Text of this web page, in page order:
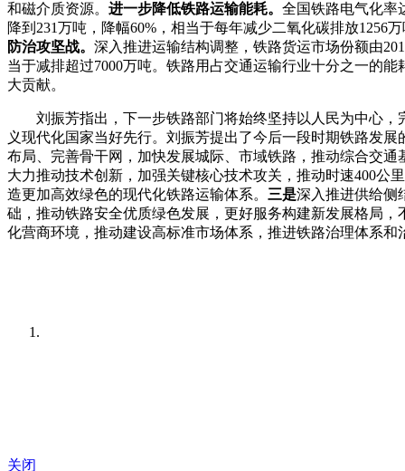
和磁介质资源。 进一步降低铁路运输能耗。 全国铁路电气化率
降到231万吨，降幅60%，相当于每年减少二氧化碳排放1256
防治攻坚战。 深入推进运输结构调整，铁路货运市场份额由
当于减排超过7000万吨。铁路用占交通运输行业十分之一的
大贡献。
刘振芳指出 ， 下一步铁路部门将始终坚持以人民为中心
义现代化国家当好先行。刘振芳提出了今后一段时期铁路发展
布局、完善骨干网，加快发展城际、市域铁路，推动综合交
大力推动技术创新，加强关键核心技术攻关，推动时速400公
造更加高效绿色的现代化铁路运输体系。 三是深入推进供给侧
础，推动铁路安全优质绿色发展，更好服务构建新发展格局
化营商环境，推动建设高标准市场体系，推进铁路治理体系和
关闭